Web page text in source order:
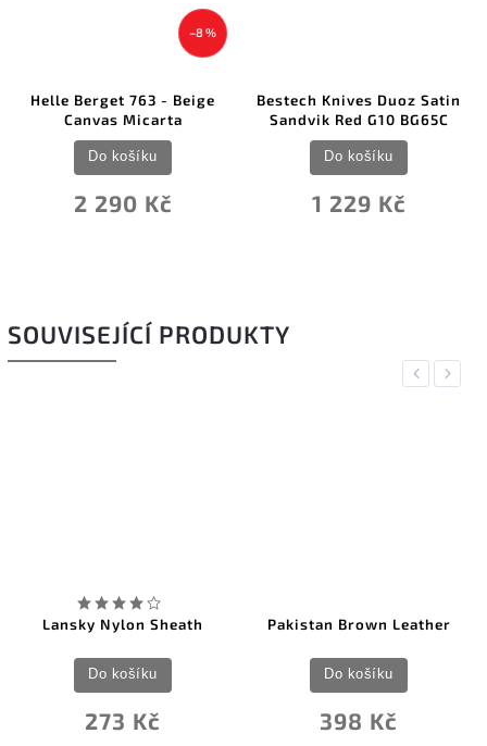
–8 %
Helle Berget 763 - Beige
Canvas Micarta
2 290 Kč
Do košíku
Bestech Knives Duoz Satin
Sandvik Red G10 BG65C
1 229 Kč
Do košíku
SOUVISEJÍCÍ PRODUKTY
Previous
Lansky Nylon Sheath
273 Kč
Do košíku
Pakistan Brown Leather
398 Kč
Do košíku
Next